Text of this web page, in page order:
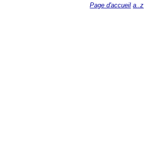
Page d'accueil a..z